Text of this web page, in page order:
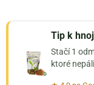
Tip k
Stačí 1
ktoré